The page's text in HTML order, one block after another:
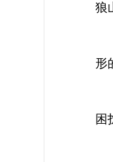
狼
形
困